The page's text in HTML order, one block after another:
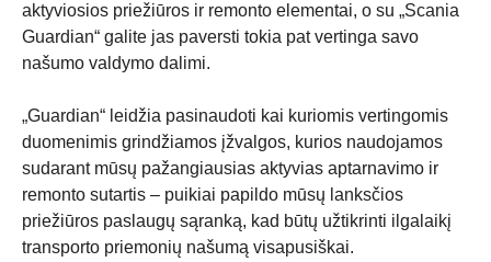
aktyviosios priežiūros ir remonto elementai, o su „Scania
Guardian“ galite jas paversti tokia pat vertinga savo
našumo valdymo dalimi.
„Guardian“ leidžia pasinaudoti kai kuriomis vertingomis
duomenimis grindžiamos įžvalgos, kurios naudojamos
sudarant mūsų pažangiausias aktyvias aptarnavimo ir
remonto sutartis – puikiai papildo mūsų lanksčios
priežiūros paslaugų sąranką, kad būtų užtikrinti ilgalaikį
transporto priemonių našumą visapusiškai.